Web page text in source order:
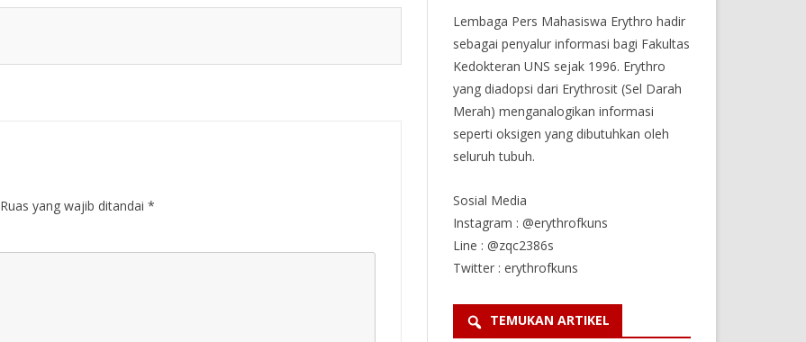
Ruas yang wajib ditandai *
Lembaga Pers Mahasiswa Erythro hadir
sebagai penyalur informasi bagi Fakultas
Kedokteran UNS sejak 1996. Erythro
yang diadopsi dari Erythrosit (Sel Darah
Merah) menganalogikan informasi
seperti oksigen yang dibutuhkan oleh
seluruh tubuh.
Sosial Media
Instagram : @erythrofkuns
Line : @zqc2386s
Twitter : erythrofkuns
TEMUKAN ARTIKEL